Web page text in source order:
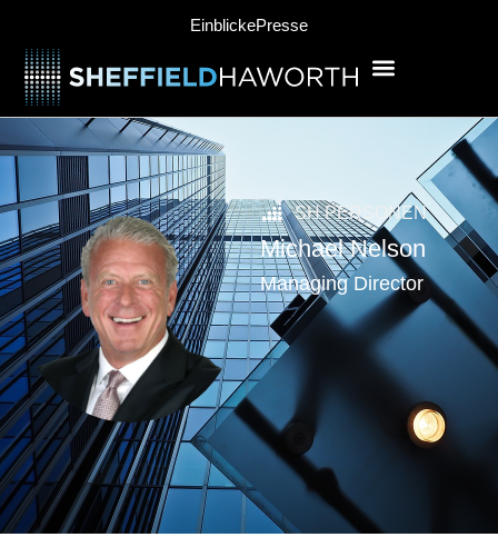
EinblickePresse
SH PERSONEN
Michael Nelson
Managing Director